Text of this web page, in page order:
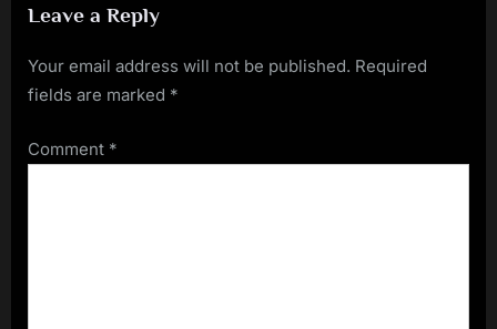
Leave a Reply
Your email address will not be published. Required
fields are marked *
Comment *